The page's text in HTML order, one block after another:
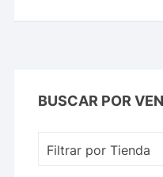
BUSCAR POR
Filtrar por Tienda